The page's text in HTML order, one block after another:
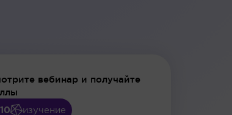
вебинар и получайте
изучение